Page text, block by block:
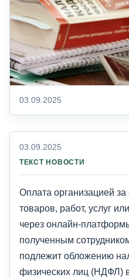
03.09.2025
03.09.2025
ТЕКСТ НОВОСТИ
Оплата организацией
товаров, работ, услуг
через онлайн-
полученным
подлежит обложению
физических лиц (НДФЛ)